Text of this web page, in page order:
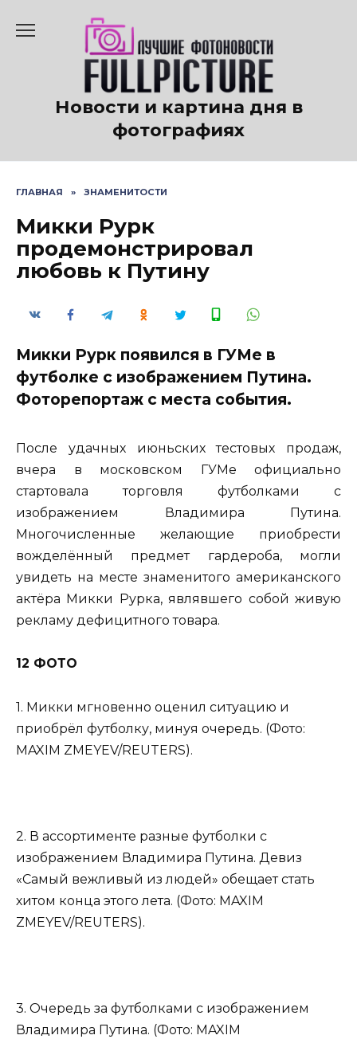
содержанию
Новости и картина дня в
фотографиях
ГЛАВНАЯ » ЗНАМЕНИТОСТИ
Микки Рурк
продемонстрировал
любовь к Путину
Микки Рурк появился в ГУМе в
футболке с изображением Путина.
Фоторепортаж с места события.
После удачных июньских тестовых продаж,
вчера в московском ГУМе официально
стартовала торговля футболками с
изображением Владимира Путина.
Многочисленные желающие приобрести
вожделённый предмет гардероба, могли
увидеть на месте знаменитого американского
актёра Микки Рурка, являвшего собой живую
рекламу дефицитного товара.
12 ФОТО
1. Микки мгновенно оценил ситуацию и
приобрёл футболку, минуя очередь. (Фото:
MAXIM ZMEYEV/REUTERS).
2. В ассортименте разные футболки с
изображением Владимира Путина. Девиз
«Самый вежливый из людей» обещает стать
хитом конца этого лета. (Фото: MAXIM
ZMEYEV/REUTERS).
3. Очередь за футболками с изображением
Владимира Путина. (Фото: MAXIM